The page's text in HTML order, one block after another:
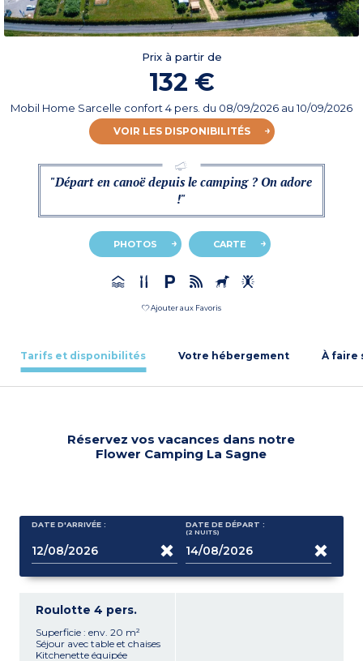
Prix à partir de
132 €
Mobil Home Sarcelle confort 4 pers. du 08/09/2026 au 10/09/2026
VOIR LES DISPONIBILITÉS
"Départ en canoë depuis le camping ? On adore
!"
PHOTOS CARTE
Ajouter aux Favoris
Tarifs et disponibilités Votre hébergement À faire
Réservez vos vacances dans notre
Flower Camping La Sagne
DATE D'ARRIVÉE : DATE DE DÉPART :
(2 NUITS)
Roulotte 4 pers.
Superficie : env. 20 m²
Séjour avec table et chaises
Kitchenette équipée